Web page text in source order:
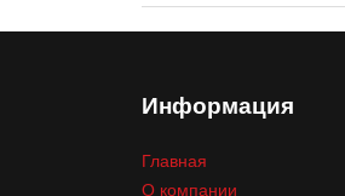
Информация
Главная
О компании